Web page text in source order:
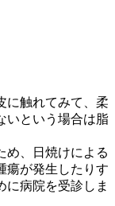
に触れてみて、柔
いという場合は脂
め、日焼けによる
瘍が発生したりす
に病院を受診しま